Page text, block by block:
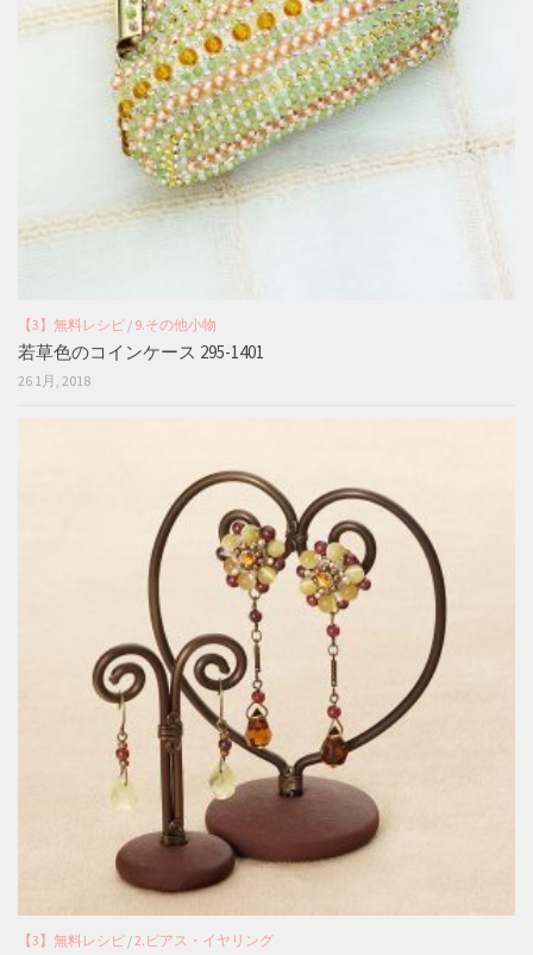
【3】無料レシピ / 9.その他小物
若草色のコインケース 295-1401
26 1月, 2018
【3】無料レシピ /2.ピアス・イヤリング